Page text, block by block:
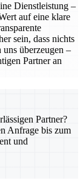
Dienstleistung –
auf eine klare
sein, dass nichts
überzeugen –
Partner an
Partner?
Anfrage bis zum
und